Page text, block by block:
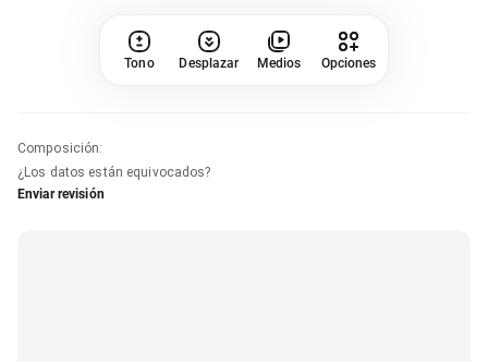
Tono Desplazar Medios Opciones
Composición:
¿Los datos están equivocados?
Enviar revisión